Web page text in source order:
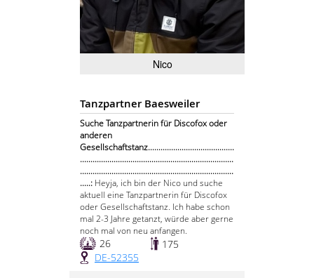
Nico
Tanzpartner Baesweiler
Suche Tanzpartnerin für Discofox oder
anderen
Gesellschaftstanz.........................................
.........................................................................
.........................................................................
.....: Heyja, ich bin der Nico und suche
aktuell eine Tanzpartnerin für Discofox
oder Gesellschaftstanz. Ich habe schon
mal 2-3 Jahre getanzt, würde aber gerne
noch mal von neu anfangen.
26
175
DE-52355